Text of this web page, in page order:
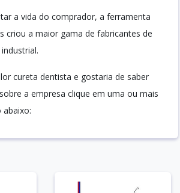
a vida do comprador, a ferramenta
criou a maior gama de fabricantes de
cureta dentista e gostaria de saber
a empresa clique em uma ou mais
abaixo: